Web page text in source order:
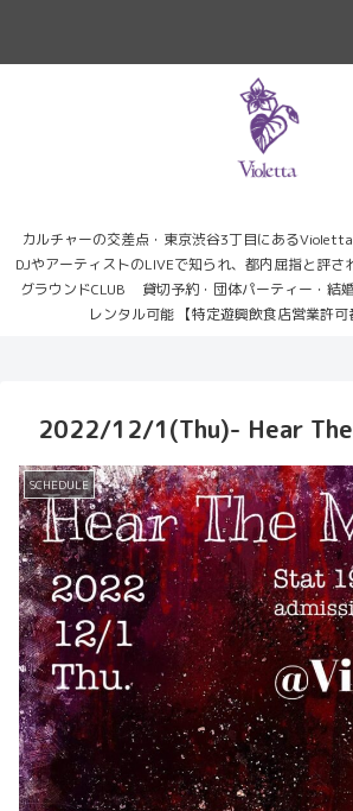
カルチャーの交差点・東京渋谷3丁目にある
DJやアーティストのLIVEで知られ、都内屈指と評さ
グラウンドCLUB 貸切予約・団体パーティー・結
レンタル可能 【特定遊興飲食店営業許可
2022/12/1(Thu)- Hear
SCHEDULE